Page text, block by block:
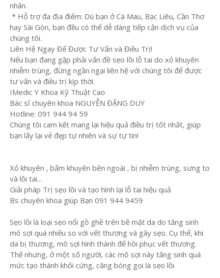
nhân.
* Hỗ trợ đa địa điểm: Dù bạn ở Cà Mau, Bạc Liêu, Cần Thơ
hay Sài Gòn, bạn đều có thể dễ dàng tiếp cận dịch vụ của
chúng tôi.
Liên Hệ Ngay Để Được Tư Vấn và Điều Trị!
Nếu bạn đang gặp phải vấn đề sẹo lồi lỗ tai do xỏ khuyên
nhiễm trùng, đừng ngần ngại liên hệ với chúng tôi để được
tư vấn và điều trị kịp thời.
IMedic Y Khoa Kỹ Thuật Cao
Bác sĩ chuyên khoa NGUYỄN ĐẶNG DUY
Hotline: 091 944 94 59
Chúng tôi cam kết mang lại hiệu quả điều trị tốt nhất, giúp
bạn lấy lại vẻ đẹp tự nhiên và sự tự tin!
Xỏ khuyên , bấm khuyên bên ngoài , bị nhiễm trùng, sưng to
và lồi tai...
Giải pháp Trị sẹo lồi và tạo hình lại lỗ tai hiệu quả
Bs chuyên khoa giúp Bạn 091 944 9459
Sẹo lồi là loại sẹo nổi gồ ghề trên bề mặt da do tăng sinh
mô sợi quá nhiều so với vết thương và gây sẹo. Cụ thể, khi
da bị thương, mô sợi hình thành để hồi phục vết thương.
Thế nhưng, ở một số người, các mô sợi này tăng sinh quá
mức tạo thành khối cứng, căng bóng gọi là sẹo lồi